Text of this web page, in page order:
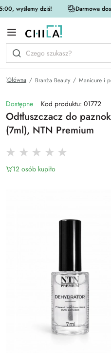
wyślemy dziś! Darmowa
Główna Branża Beauty Manicure i
Dostępne Kod produktu: 01772
Odtłuszczacz do
(7ml), NTN Premium
12 osób kupiło